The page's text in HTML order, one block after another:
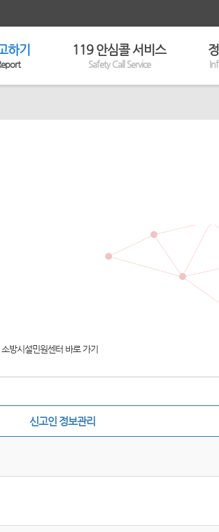
하기 119 안심콜 서비스
Safety Call Service
소방시설민원센터 바로 가기
신고인 정보관리